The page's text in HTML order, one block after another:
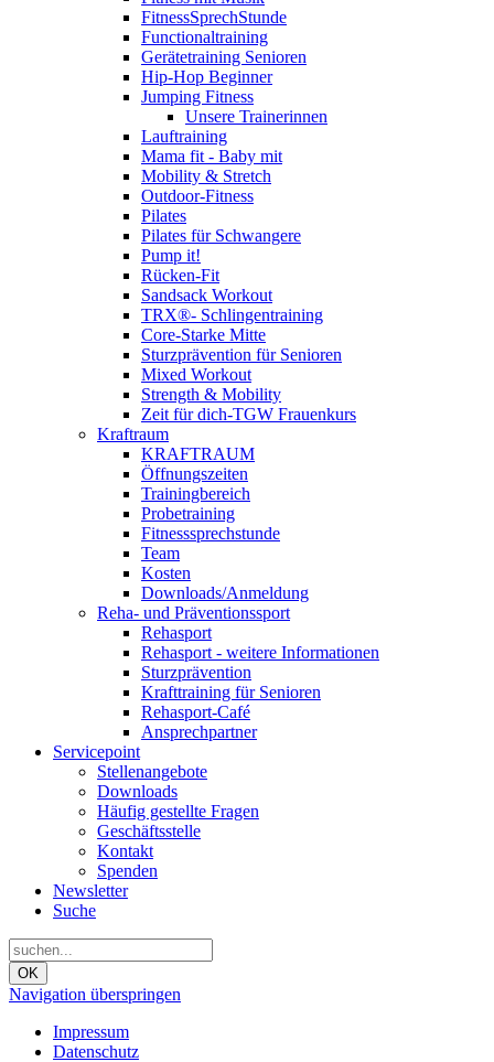
FitnessSprechStunde
Functionaltraining
Gerätetraining Senioren
Hip-Hop Beginner
Jumping Fitness
Unsere Trainerinnen
Lauftraining
Mama fit - Baby mit
Mobility & Stretch
Outdoor-Fitness
Pilates
Pilates für Schwangere
Pump it!
Rücken-Fit
Sandsack Workout
TRX®- Schlingentraining
Core-Starke Mitte
Sturzprävention für Senioren
Mixed Workout
Strength & Mobility
Zeit für dich-TGW Frauenkurs
Kraftraum
KRAFTRAUM
Öffnungszeiten
Trainingbereich
Probetraining
Fitnesssprechstunde
Team
Kosten
Downloads/Anmeldung
Reha- und Präventionssport
Rehasport
Rehasport - weitere Informationen
Sturzprävention
Krafttraining für Senioren
Rehasport-Café
Ansprechpartner
Servicepoint
Stellenangebote
Downloads
Häufig gestellte Fragen
Geschäftsstelle
Kontakt
Spenden
Newsletter
Suche
OK
Navigation überspringen
Impressum
Datenschutz